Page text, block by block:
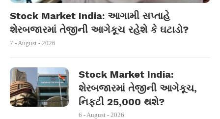
Stock Market India: આગામી સપ્તાહે
શેરબજારમાં તેજીની આગેકૂચ રહેશે કે ઘટાડો?
7 - August - 2026
Stock Market India:
શેરબજારમાં તેજીની આગેકૂચ,
નિફ્ટી 25,000 થશે?
6 - August - 2026